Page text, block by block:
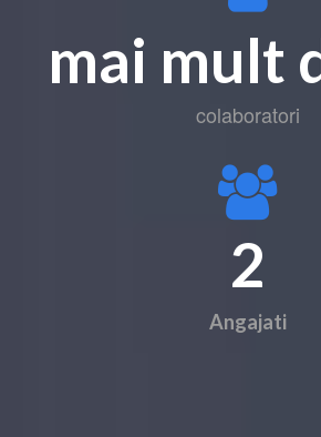
mai mult
colaboratori
2
Angajati